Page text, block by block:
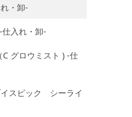
・卸-
入れ・卸-
グロウミスト ) -仕
イスピック シーライ